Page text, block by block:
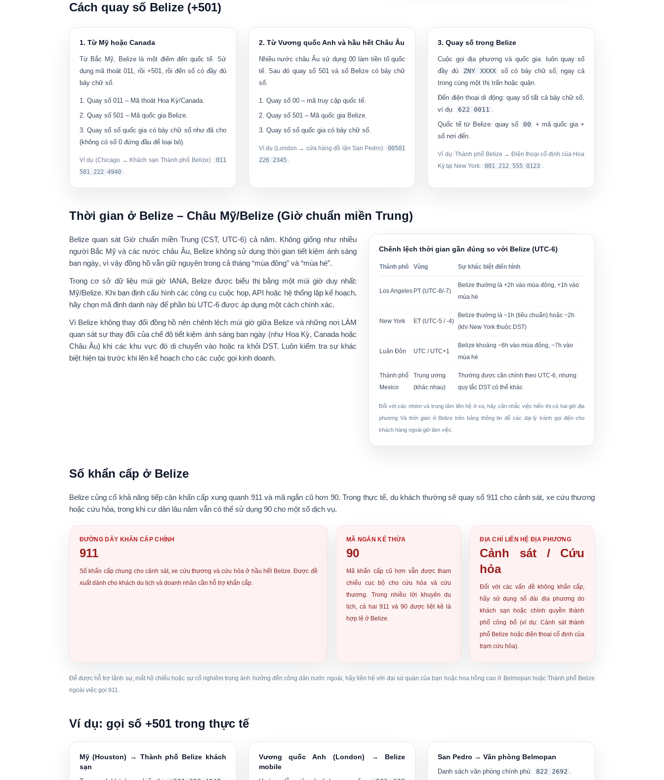
Cách quay số Belize (+501)
1. Từ Mỹ hoặc Canada
Từ Bắc Mỹ, Belize là một điểm đến quốc tế. Sử
dụng mã thoát 011, rồi +501, rồi đến số có đầy đủ
bảy chữ số.
Quay số 011– Mã thoát Hoa Kỳ/Canada.
Quay số 501– Mã quốc gia Belize.
Quay số số quốc gia có bảy chữ sốnhư đã cho
(không có số 0 đứng đầu để loại bỏ).
Ví dụ (Chicago → Khách sạn Thành phố Belize): 011
501 222 4940 .
2. Từ Vương quốc Anh và hầu hết Châu Âu
Nhiều nước châu Âu sử dụng 00làm tiền tố quốc
tế. Sau đó quay số 501 và số Belize có bảy chữ
số.
Quay số 00– mã truy cập quốc tế.
Quay số 501– Mã quốc gia Belize.
Quay số số quốc gia có bảy chữ số.
Ví dụ (London → cửa hàng đồ lặn San Pedro): 00501
226 2345 .
3. Quay số trong Belize
Cuộc gọi địa phương và quốc gia: luôn quay số
đầy đủ
ZNY XXXX
số có bảy chữ số, ngay cả
trong cùng một thị trấn hoặc quận.
Đến điện thoại di động: quay số tất cả bảy chữ số,
ví dụ:
622 0011 .
Quốc tế từ Belize: quay số 00
+ mã quốc gia +
số nơi đến.
Ví dụ: Thành phố Belize → Điện thoại cố định của Hoa
Kỳ tại New York: 001 212 555 0123 .
Thời gian ở Belize – Châu Mỹ/Belize (Giờ chuẩn miền Trung)
Belize quan sát Giờ chuẩn miền Trung (CST, UTC-6) cả năm. Không giống như nhiều
người Bắc Mỹ và các nước châu Âu, Belize không sử dụng thời gian tiết kiệm ánh sáng
ban ngày, vì vậy đồng hồ vẫn giữ nguyên trong cả tháng “mùa đông” và “mùa hè”.
Trong cơ sở dữ liệu múi giờ IANA, Belize được biểu thị bằng một múi giờ duy nhất:
Mỹ/Belize. Khi bạn định cấu hình các công cụ cuộc họp, API hoặc hệ thống lập kế hoạch,
hãy chọn mã định danh này để phần bù UTC-6được áp dụng một cách chính xác.
Vì Belize không thay đổi đồng hồ nên chênh lệch múi giờ giữa Belize và những nơi LÀM
quan sát sự thay đổi của chế độ tiết kiệm ánh sáng ban ngày (như Hoa Kỳ, Canada hoặc
Châu Âu) khi các khu vực đó di chuyển vào hoặc ra khỏi DST. Luôn kiểm tra sự khác
biệt hiện tại trước khi lên kế hoạch cho các cuộc gọi kinh doanh.
Chênh lệch thời gian gần đúng so với Belize (UTC-6)
Thành phố Vùng Sự khác biệt điển hình
Los Angeles PT (UTC-8/-7)
Belize thường là +2h vào mùa đông, +1h vào
mùa hè
New York ET (UTC-5 / -4)
Belize thường là −1h (tiêu chuẩn) hoặc −2h
(khi New York thuộc DST)
Luân Đôn UTC / UTC+1
Belize khoảng −6h vào mùa đông, −7h vào
mùa hè
Thành phố
Mexico
Trung ương
(khác nhau)
Thường được căn chỉnh theo UTC-6, nhưng
quy tắc DST có thể khác
Đối với các nhóm và trung tâm liên hệ ở xa, hãy cân nhắc việc hiển thị cả haigiờ địa
phương Và thời gian ở Belize trên bảng thông tin để các đại lý tránh gọi điện cho
khách hàng ngoài giờ làm việc.
Số khẩn cấp ở Belize
Belize củng cố khả năng tiếp cận khẩn cấp xung quanh 911 và mã ngắn cũ hơn 90. Trong thực tế, du khách thường sẽ quay số 911 cho cảnh sát, xe cứu thương
hoặc cứu hỏa, trong khi cư dân lâu năm vẫn có thể sử dụng 90 cho một số dịch vụ.
ĐƯỜNG DÂY KHẨN CẤP CHÍNH
911
Số khẩn cấp chung chocảnh sát, xe cứu thương và cứu hỏaở hầu hết Belize. Được đề
xuất dành cho khách du lịch và doanh nhân cần hỗ trợ khẩn cấp.
MÃ NGẮN KẾ THỪA
90
Mã khẩn cấp cũ hơn vẫn được tham
chiếu cục bộ cho cứu hỏa và cứu
thương. Trong nhiều lời khuyên du
lịch, cả hai911 và 90 được liệt kê là
hợp lệ ở Belize.
ĐỊA CHỈ LIÊN HỆ ĐỊA PHƯƠNG
Cảnh sát / Cứu
hỏa
Đối với các vấn đề không khẩn cấp,
hãy sử dụng số đài địa phương do
khách sạn hoặc chính quyền thành
phố công bố (ví dụ: Cảnh sát thành
phố Belize hoặc điện thoại cố định của
trạm cứu hỏa).
Để được hỗ trợ lãnh sự, mất hộ chiếu hoặc sự cố nghiêm trọng ảnh hưởng đến công dân nước ngoài, hãy liên hệ với đại sứ quán của bạn hoặc hoa hồng cao ở Belmopan hoặc Thành phố Belize
ngoài việc gọi 911.
Ví dụ: gọi số +501 trong thực tế
Mỹ (Houston) → Thành phố Belize khách
sạn
Vương quốc Anh (London) → Belize
mobile
San Pedro → Văn phòng Belmopan
Danh sách văn phòng chính phủ: 822 2692 .